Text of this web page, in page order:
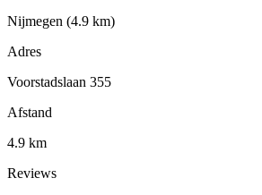
Nijmegen (4.9 km)
Adres
Voorstadslaan 355
Afstand
4.9 km
Reviews